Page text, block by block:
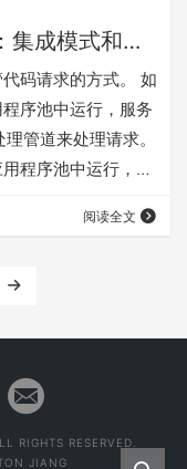
IIS应用程序池两种运行模式：集成模式和经典模式。
码请求的方式。 如
序池中运行，服务
管道来处理请求。
程序池中运行，服
运行一样。 经典模
到IIS中的ISAPI。
阅读全文
RIGHTS RESERVED.
JIANG